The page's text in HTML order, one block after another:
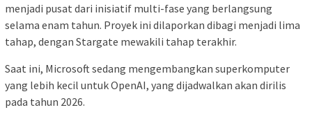
menjadi pusat dari inisiatif multi-fase yang berlangsung
selama enam tahun. Proyek ini dilaporkan dibagi menjadi lima
tahap, dengan Stargate mewakili tahap terakhir.
Saat ini, Microsoft sedang mengembangkan superkomputer
yang lebih kecil untuk OpenAI, yang dijadwalkan akan dirilis
pada tahun 2026.